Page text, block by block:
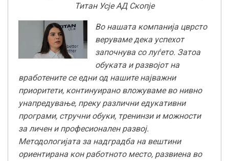
Титан Усје АД Скопје
Во нашата компанија цврсто
веруваме дека успехот
започнува со луѓето. Затоа
обуката и развојот на
вработените се едни од нашите најважни
приоритети, континуирано вложуваме во нивно
унапредување, преку различни едукативни
програми, стручни обуки, тренинзи и можности
за личен и професионален развој.
Методологијата за надградба на вештини
ориентирана кон работното место, развиена во